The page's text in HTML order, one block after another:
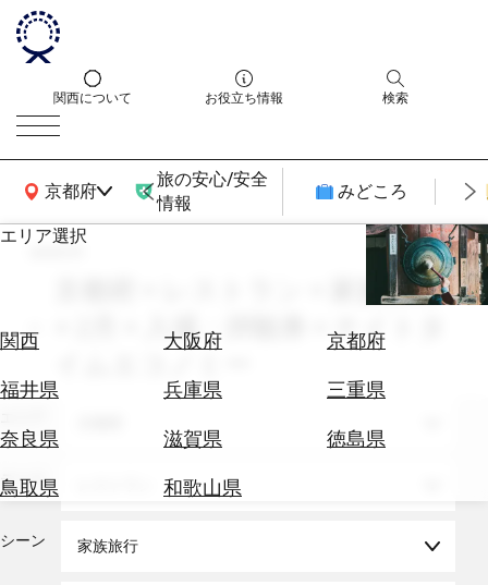
関西について お役立ち情報 検索
京都府
関西広域MAP
旅の安心/安全
情報
みどころ
エリア選択
関西 大阪府
京都府
福井県
兵庫県
三重県
奈良県
滋賀県
徳島県
鳥取県
和歌山県
エ
券
テ
を
search
京都府 × レストラン × 家族旅行
× 2月 × 入場・拝観券 × ナイトタ
テーマ
シーン 家族旅行